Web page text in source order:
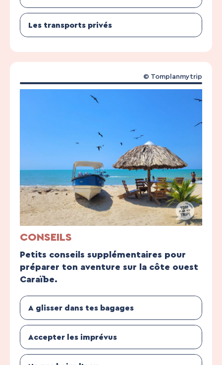
Les transports privés
CONSEILS
Petits conseils supplémentaires pour
préparer ton aventure sur la côte ouest
Caraïbe.
A glisser dans tes bagages
Accepter les imprévus
© Tomplanmytrip